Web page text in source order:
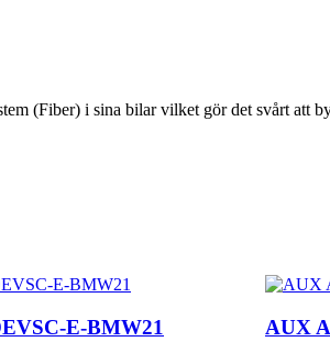
(Fiber) i sina bilar vilket gör det svårt att
E-BMW21 AUX